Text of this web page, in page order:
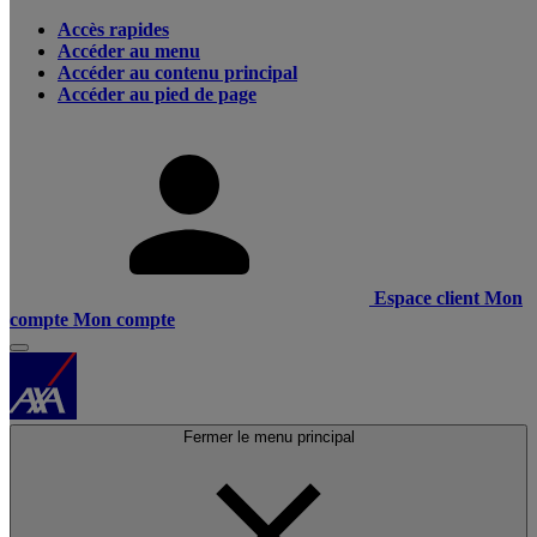
Accès rapides
Accéder au menu
Accéder au contenu principal
Accéder au pied de page
Espace client Mon
compte Mon compte
Fermer le menu principal